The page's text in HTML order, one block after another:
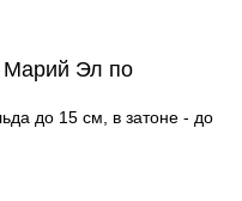
Марий Эл по
до 15 см, в затоне - до